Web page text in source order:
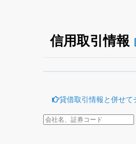
信用取引情報
無料
貸借取引情報と併せて